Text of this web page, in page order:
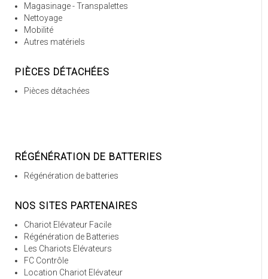
Magasinage - Transpalettes
Nettoyage
Mobilité
Autres matériels
PIÈCES DÉTACHÉES
Pièces détachées
RÉGÉNÉRATION DE BATTERIES
Régénération de batteries
NOS SITES PARTENAIRES
Chariot Elévateur Facile
Régénération de Batteries
Les Chariots Elévateurs
FC Contrôle
Location Chariot Elévateur